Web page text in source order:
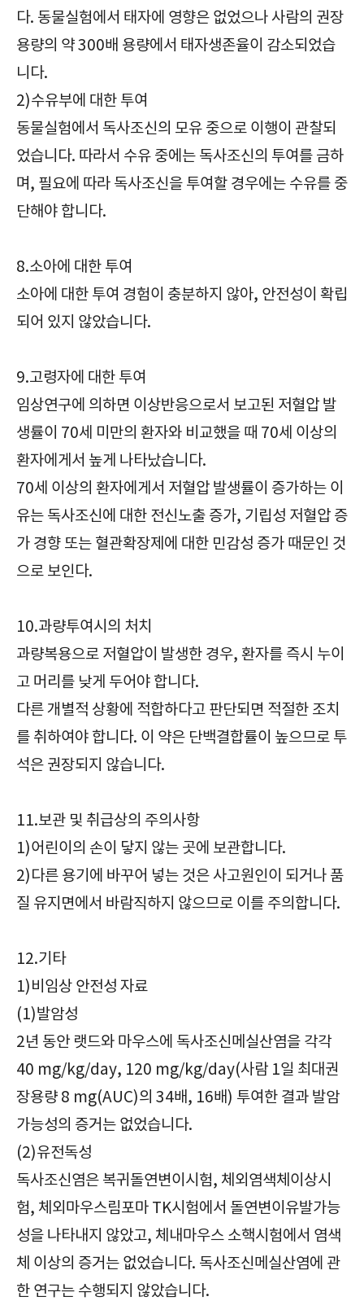
다. 동물실험에서 태자에 영향은 없었으나 사람의 권장
용량의 약 300배 용량에서 태자생존율이 감소되었습
니다.
2)수유부에 대한 투여
동물실험에서 독사조신의 모유 중으로 이행이 관찰되
었습니다. 따라서 수유 중에는 독사조신의 투여를 금하
며, 필요에 따라 독사조신을 투여할 경우에는 수유를 중
단해야 합니다.
8.소아에 대한 투여
소아에 대한 투여 경험이 충분하지 않아, 안전성이 확립
되어 있지 않았습니다.
9.고령자에 대한 투여
임상연구에 의하면 이상반응으로서 보고된 저혈압 발
생률이 70세 미만의 환자와 비교했을 때 70세 이상의
환자에게서 높게 나타났습니다.
70세 이상의 환자에게서 저혈압 발생률이 증가하는 이
유는 독사조신에 대한 전신노출 증가, 기립성 저혈압 증
가 경향 또는 혈관확장제에 대한 민감성 증가 때문인 것
으로 보인다.
10.과량투여시의 처치
과량복용으로 저혈압이 발생한 경우, 환자를 즉시 누이
고 머리를 낮게 두어야 합니다.
다른 개별적 상황에 적합하다고 판단되면 적절한 조치
를 취하여야 합니다. 이 약은 단백결합률이 높으므로 투
석은 권장되지 않습니다.
11.보관 및 취급상의 주의사항
1)어린이의 손이 닿지 않는 곳에 보관합니다.
2)다른 용기에 바꾸어 넣는 것은 사고원인이 되거나 품
질 유지면에서 바람직하지 않으므로 이를 주의합니다.
12.기타
1)비임상 안전성 자료
(1)발암성
2년 동안 랫드와 마우스에 독사조신메실산염을 각각
40 mg/kg/day, 120 mg/kg/day(사람 1일 최대권
장용량 8 mg(AUC)의 34배, 16배) 투여한 결과 발암
가능성의 증거는 없었습니다.
(2)유전독성
독사조신염은 복귀돌연변이시험, 체외염색체이상시
험, 체외마우스림포마 TK시험에서 돌연변이유발가능
성을 나타내지 않았고, 체내마우스 소핵시험에서 염색
체 이상의 증거는 없었습니다. 독사조신메실산염에 관
한 연구는 수행되지 않았습니다.